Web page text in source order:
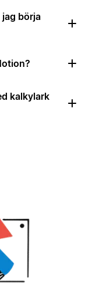
börja
kalkylark